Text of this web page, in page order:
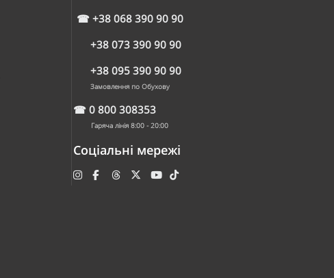
☎ +38 068 390 90 90
+38 073 390 90 90
+38 095 390 90 90
Замовлення по Обухову
☎ 0 800 308353
Гаряча лінія 8:00 - 20:00
Соціальні мережі